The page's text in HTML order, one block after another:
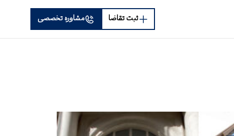
ثبت تقاضا مشاوره تخصصی